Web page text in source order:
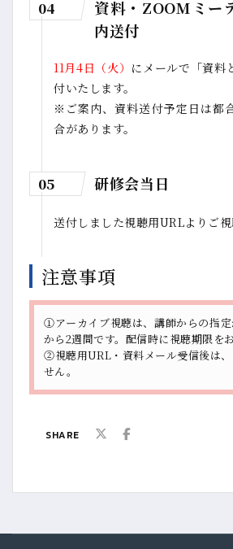
04
資料・ZOOMミー
内送付
11月4日（火） にメールで「資料
付いたします。
※ご案内、資料送付予定日は都
合があります。
05 研修会当日
送付しました視聴用URLよりご視
注意事項
➀アーカイブ視聴は、講師からの指
から2週間です。配信時に視聴期限を
②視聴用URL・資料メール受信後は
せん。
SHARE